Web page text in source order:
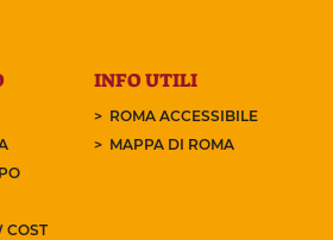
COST
INFO UTILI
ROMA ACCESSIBILE
MAPPA DI ROMA